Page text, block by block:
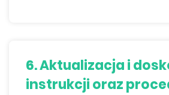
6. Aktualizacja i
instrukcji oraz